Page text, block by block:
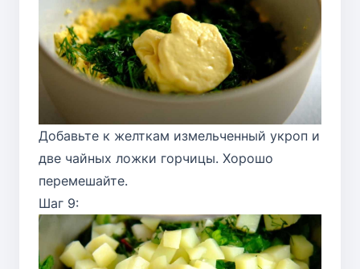
Добавьте к желткам измельченный укроп и
две чайных ложки горчицы. Хорошо
перемешайте.
Шаг 9: